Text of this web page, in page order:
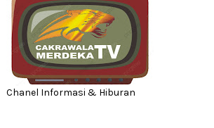
Chanel Informasi & Hiburan